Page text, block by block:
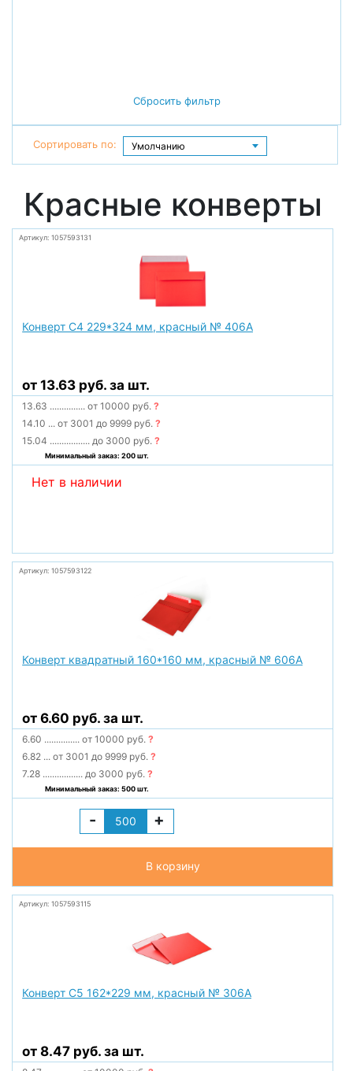
Сбросить фильтр
Сортировать по:
Красные конверты
Артикул: 1057593131
Конверт С4 229*324 мм, красный № 406А
от 13.63 руб. за шт.
13.63 ............... от 10000 руб.?
14.10 ... от 3001 до 9999 руб.?
15.04 ................. до 3000 руб.?
Минимальный заказ: 200 шт.
Нет в наличии
Артикул: 1057593122
Конверт квадратный 160*160 мм, красный № 606А
от 6.60 руб. за шт.
6.60 ............... от 10000 руб.?
6.82 ... от 3001 до 9999 руб.?
7.28 ................. до 3000 руб.?
Минимальный заказ: 500 шт.
- +
В корзину
Артикул: 1057593115
Конверт С5 162*229 мм, красный № 306А
от 8.47 руб. за шт.